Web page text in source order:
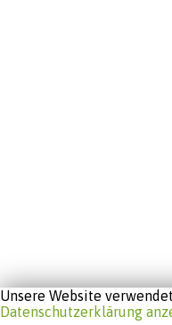
Unsere Website
Datenschutzerklärung